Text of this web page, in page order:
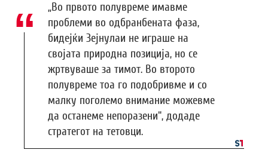
„Во првото полувреме имавме
проблеми во одбранбената фаза,
бидејќи Зејнулаи не играше на
својата природна позиција, но се
жртвуваше за тимот. Во второто
полувреме тоа го подобривме и со
малку поголемо внимание можевме
да останеме непоразени“, додаде
стратегот на тетовци.